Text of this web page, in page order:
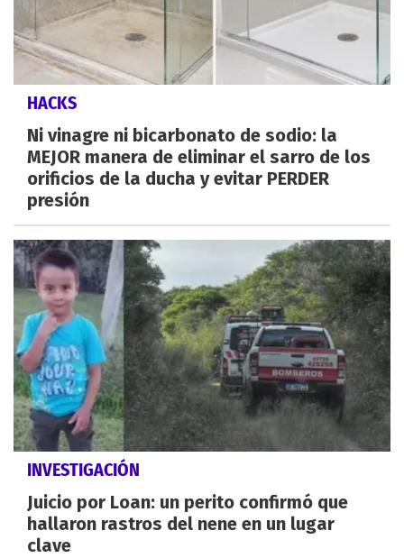
HACKS
Ni vinagre ni bicarbonato de sodio: la
MEJOR manera de eliminar el sarro de los
orificios de la ducha y evitar PERDER
presión
INVESTIGACIÓN
Juicio por Loan: un perito confirmó que
hallaron rastros del nene en un lugar
clave